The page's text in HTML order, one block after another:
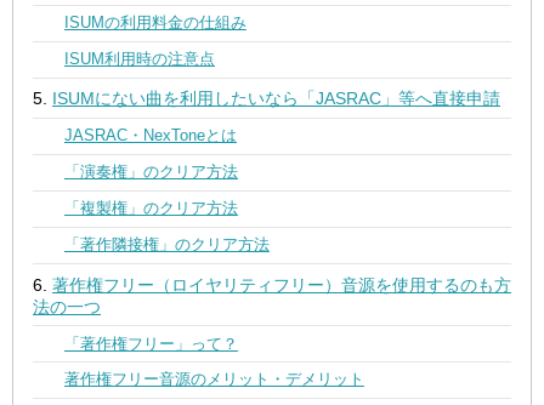
ISUMの利用料金の仕組み
ISUM利用時の注意点
ISUMにない曲を利用したいなら「JASRAC」等へ直接申請
JASRAC・NexToneとは
「演奏権」のクリア方法
「複製権」のクリア方法
「著作隣接権」のクリア方法
著作権フリー（ロイヤリティフリー）音源を使用するのも方
法の一つ
「著作権フリー」って？
著作権フリー音源のメリット・デメリット